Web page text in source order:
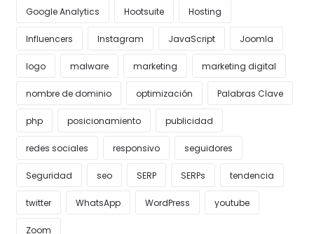
Google Analytics Hootsuite Hosting
Influencers Instagram JavaScript Joomla
logo malware marketing marketing digital
nombre de dominio optimización Palabras Clave
php posicionamiento publicidad
redes sociales responsivo seguidores
Seguridad seo SERP SERPs tendencia
twitter WhatsApp WordPress youtube
Zoom